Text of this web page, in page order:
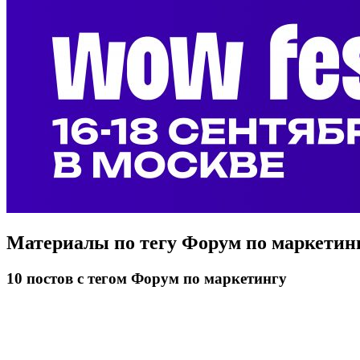
Материалы по тегу Форум по
10 постов с тегом Форум по маркетингу